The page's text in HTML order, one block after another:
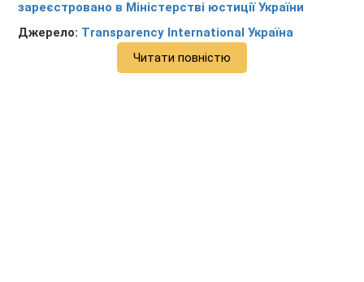
зареєстровано в Міністерстві юстиції України
Джерело: Transparency International Україна
Читати повністю